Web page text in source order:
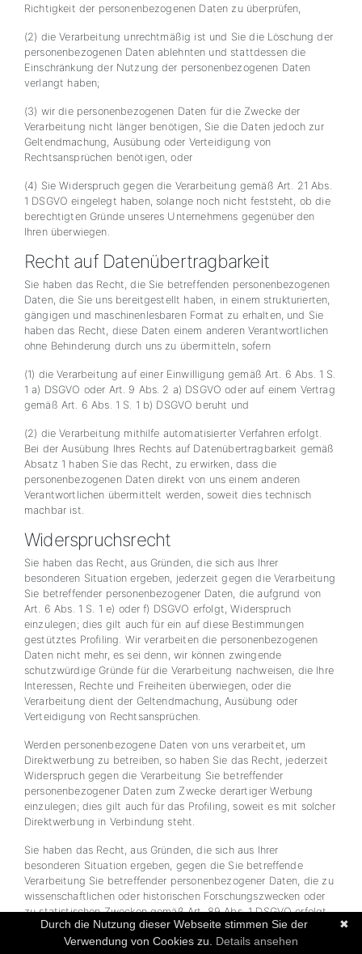
Richtigkeit der personenbezogenen Daten zu überprüfen,
(2) die Verarbeitung unrechtmäßig ist und Sie die Löschung der
personenbezogenen Daten ablehnten und stattdessen die
Einschränkung der Nutzung der personenbezogenen Daten
verlangt haben;
(3) wir die personenbezogenen Daten für die Zwecke der
Verarbeitung nicht länger benötigen, Sie die Daten jedoch zur
Geltendmachung, Ausübung oder Verteidigung von
Rechtsansprüchen benötigen, oder
(4) Sie Widerspruch gegen die Verarbeitung gemäß Art. 21 Abs.
1 DSGVO eingelegt haben, solange noch nicht feststeht, ob die
berechtigten Gründe unseres Unternehmens gegenüber den
Ihren überwiegen.
Recht auf Datenübertragbarkeit
Sie haben das Recht, die Sie betreffenden personenbezogenen
Daten, die Sie uns bereitgestellt haben, in einem strukturierten,
gängigen und maschinenlesbaren Format zu erhalten, und Sie
haben das Recht, diese Daten einem anderen Verantwortlichen
ohne Behinderung durch uns zu übermitteln, sofern
(1) die Verarbeitung auf einer Einwilligung gemäß Art. 6 Abs. 1 S.
1 a) DSGVO oder Art. 9 Abs. 2 a) DSGVO oder auf einem Vertrag
gemäß Art. 6 Abs. 1 S. 1 b) DSGVO beruht und
(2) die Verarbeitung mithilfe automatisierter Verfahren erfolgt.
Bei der Ausübung Ihres Rechts auf Datenübertragbarkeit gemäß
Absatz 1 haben Sie das Recht, zu erwirken, dass die
personenbezogenen Daten direkt von uns einem anderen
Verantwortlichen übermittelt werden, soweit dies technisch
machbar ist.
Widerspruchsrecht
Sie haben das Recht, aus Gründen, die sich aus Ihrer
besonderen Situation ergeben, jederzeit gegen die Verarbeitung
Sie betreffender personenbezogener Daten, die aufgrund von
Art. 6 Abs. 1 S. 1 e) oder f) DSGVO erfolgt, Widerspruch
einzulegen; dies gilt auch für ein auf diese Bestimmungen
gestütztes Profiling. Wir verarbeiten die personenbezogenen
Daten nicht mehr, es sei denn, wir können zwingende
schutzwürdige Gründe für die Verarbeitung nachweisen, die Ihre
Interessen, Rechte und Freiheiten überwiegen, oder die
Verarbeitung dient der Geltendmachung, Ausübung oder
Verteidigung von Rechtsansprüchen.
Werden personenbezogene Daten von uns verarbeitet, um
Direktwerbung zu betreiben, so haben Sie das Recht, jederzeit
Widerspruch gegen die Verarbeitung Sie betreffender
personenbezogener Daten zum Zwecke derartiger Werbung
einzulegen; dies gilt auch für das Profiling, soweit es mit solcher
Direktwerbung in Verbindung steht.
Sie haben das Recht, aus Gründen, die sich aus Ihrer
besonderen Situation ergeben, gegen die Sie betreffende
Verarbeitung Sie betreffender personenbezogener Daten, die zu
wissenschaftlichen oder historischen Forschungszwecken oder
zu statistischen Zwecken gemäß Art. 89 Abs. 1 DSGVO erfolgt,
Widerspruch einzulegen, es sei denn, die Verarbeitung ist zur
Erfüllung einer im öffentlichen Interesse liegenden Aufgabe
✖
Durch die Nutzung dieser Webseite stimmen Sie der
Verwendung von Cookies zu. Details ansehen